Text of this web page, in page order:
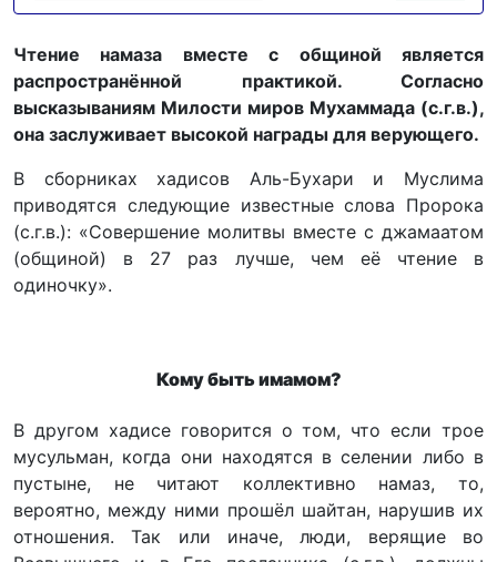
Чтение намаза вместе с общиной является
распространённой практикой. Согласно
высказываниям Милости миров Мухаммада (с.г.в.),
она заслуживает высокой награды для верующего.
В сборниках хадисов Аль-Бухари и Муслима
приводятся следующие известные слова Пророка
(с.г.в.): «Совершение молитвы вместе с джамаатом
(общиной) в 27 раз лучше, чем её чтение в
одиночку».
Кому быть имамом?
В другом хадисе говорится о том, что если трое
мусульман, когда они находятся в селении либо в
пустыне, не читают коллективно намаз, то,
вероятно, между ними прошёл шайтан, нарушив их
отношения. Так или иначе, люди, верящие во